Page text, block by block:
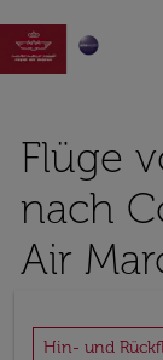

Flüge
nach
Air
Hin- und